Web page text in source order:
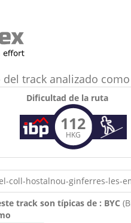
track analizado
Dificultad de la ruta
112
HKG
coll-hostalnou-ginferres-les-
track son típicas de : BYC